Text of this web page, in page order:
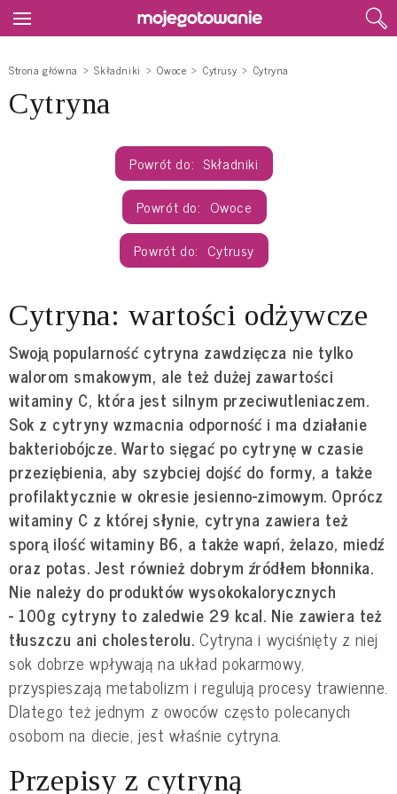
Strona główna Składniki Owoce Cytrusy Cytryna
Cytryna
Składniki
Owoce
Cytrusy
Cytryna: wartości odżywcze
Swoją popularność cytryna zawdzięcza nie tylko
walorom smakowym, ale też dużej zawartości
witaminy C, która jest silnym przeciwutleniaczem.
Sok z cytryny wzmacnia odporność i ma działanie
bakteriobójcze. Warto sięgać po cytrynę w czasie
przeziębienia, aby szybciej dojść do formy, a także
profilaktycznie w okresie jesienno-zimowym. Oprócz
witaminy C z której słynie, cytryna zawiera też
sporą ilość witaminy B6, a także wapń, żelazo, miedź
oraz potas. Jest również dobrym źródłem błonnika.
Nie należy do produktów wysokokalorycznych
- 100g cytryny to zaledwie 29 kcal. Nie zawiera też
tłuszczu ani cholesterolu. Cytryna i wyciśnięty z niej
sok dobrze wpływają na układ pokarmowy,
przyspieszają metabolizm i regulują procesy trawienne.
Dlatego też jednym z owoców często polecanych
osobom na diecie, jest właśnie cytryna.
Przepisy z cytryną